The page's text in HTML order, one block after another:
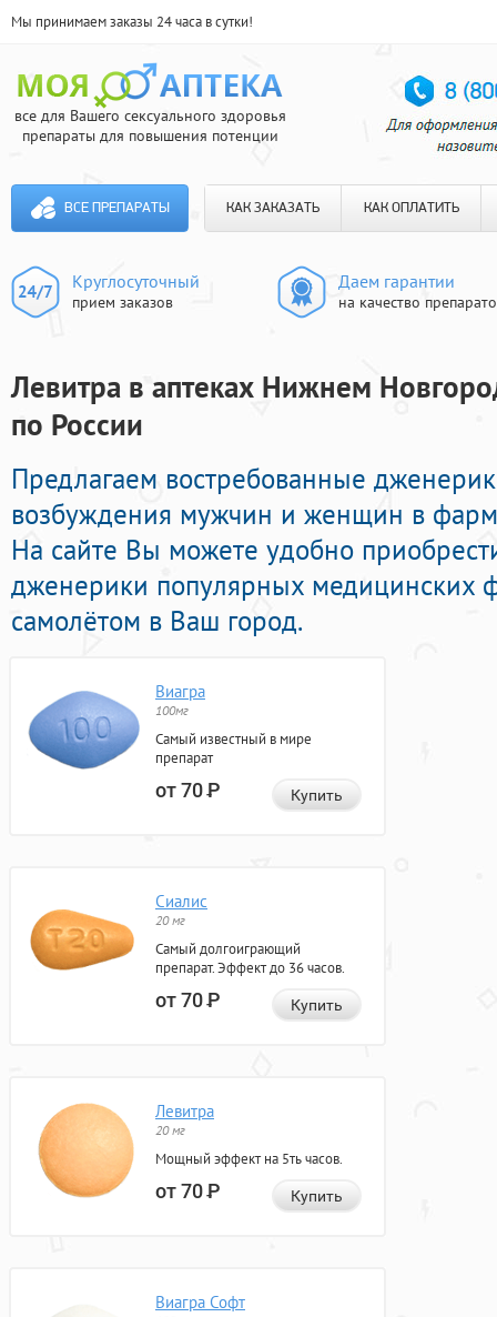
Мы принимаем заказы 24 часа в сутки!
все для Вашего сексуального здоровья
препараты для повышения потенции
ВСЕ ПРЕПАРАТЫ КАК ЗАКАЗАТЬ КАК ОПЛАТИТЬ
Круглосуточный
прием заказов
Даем гарантии
на качество
Левитра в аптеках Нижнем
по России
Предлагаем востребованные
возбуждения мужчин и женщин в
На сайте Вы можете удобно
дженерики популярных медицинских
самолётом в Ваш город.
Виагра
100мг
Самый известный в мире
препарат
от 70Р Купить
Сиалис
20 мг
Самый долгоиграющий
препарат. Эффект до 36 часов.
от 70Р Купить
Левитра
20 мг
Мощный эффект на 5ть часов.
от 70Р Купить
Виагра Софт